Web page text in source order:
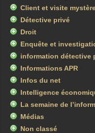
Client et visite
Détective privé
Droit
Enquête et
information détective
Informations APR
Infos du net
Intelligence
La semaine de
Médias
Non classé